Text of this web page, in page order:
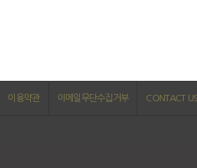
이용약관 이메일무단수집거부 CONTACT